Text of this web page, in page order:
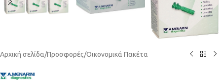
Αρχική σελίδα/Προσφορές/Οικονομικά Πακέτα